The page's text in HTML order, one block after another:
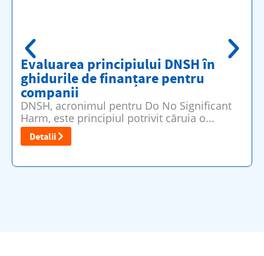
Evaluarea principiului DNSH în
ghidurile de finanțare pentru
companii
DNSH, acronimul pentru Do No Significant
Harm, este principiul potrivit căruia o...
Detalii